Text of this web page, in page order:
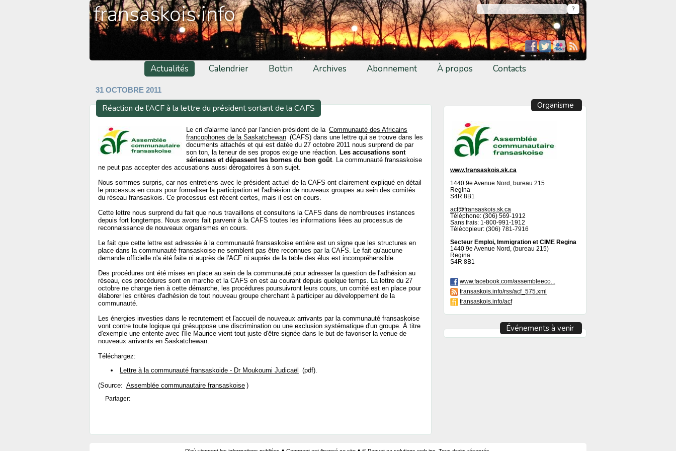
fransaskois·info
Actualités Calendrier Bottin Archives Abonnement À propos Contacts
31 OCTOBRE 2011
Réaction de l'ACF à la lettre du président sortant de la CAFS
Le cri d'alarme lancé par l'ancien président de la Communauté des Africains
francophones de la Saskatchewan (CAFS) dans une lettre qui se trouve dans les
documents attachés et qui est datée du 27 octobre 2011 nous surprend de par
son ton, la teneur de ses propos exige une réaction. Les accusations sont
sérieuses et dépassent les bornes du bon goût. La communauté fransaskoise
ne peut pas accepter des accusations aussi dérogatoires à son sujet.
Nous sommes surpris, car nos entretiens avec le président actuel de la CAFS ont clairement expliqué en détail
le processus en cours pour formaliser la participation et l'adhésion de nouveaux groupes au sein des comités
du réseau fransaskois. Ce processus est récent certes, mais il est en cours.
Cette lettre nous surprend du fait que nous travaillons et consultons la CAFS dans de nombreuses instances
depuis fort longtemps. Nous avons fait parvenir à la CAFS toutes les informations liées au processus de
reconnaissance de nouveaux organismes en cours.
Le fait que cette lettre est adressée à la communauté fransaskoise entière est un signe que les structures en
place dans la communauté fransaskoise ne semblent pas être reconnues par la CAFS. Le fait qu'aucune
demande officielle n'a été faite ni auprès de l'ACF ni auprès de la table des élus est incompréhensible.
Des procédures ont été mises en place au sein de la communauté pour adresser la question de l'adhésion au
réseau, ces procédures sont en marche et la CAFS en est au courant depuis quelque temps. La lettre du 27
octobre ne change rien à cette démarche, les procédures poursuivront leurs cours, un comité est en place pour
élaborer les critères d'adhésion de tout nouveau groupe cherchant à participer au développement de la
communauté.
Les énergies investies dans le recrutement et l'accueil de nouveaux arrivants par la communauté fransaskoise
vont contre toute logique qui présuppose une discrimination ou une exclusion systématique d'un groupe. À titre
d'exemple une entente avec l'Île Maurice vient tout juste d'être signée dans le but de favoriser la venue de
nouveaux arrivants en Saskatchewan.
Téléchargez:
Lettre à la communauté fransaskoide - Dr Moukoumi Judicaël
(pdf).
(Source: Assemblée communautaire fransaskoise )
Partager:
Organisme
www.fransaskois.sk.ca
1440 9e Avenue Nord, bureau 215
Regina
S4R 8B1
acf@fransaskois.sk.ca
Téléphone: (306) 569-1912
Sans frais: 1-800-991-1912
Télécopieur: (306) 781-7916
Secteur Emploi, Immigration et CIME Regina
1440 9e Avenue Nord, (bureau 215)
Regina
S4R 8B1
www.facebook.com/assembleeco...
fransaskois.info/rss/acf_575.xml
fransaskois.info/acf
Événements à venir